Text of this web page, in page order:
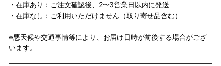
・在庫あり：ご注文確認後、2〜3営業日以内に発送
・在庫なし：ご利用いただけません（取り寄せ品含む）
※悪天候や交通事情等により、お届け日時が前後する場合がござ
います。